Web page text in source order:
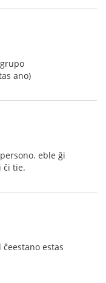
ano)
eble ĝi
ĉi tie.
estas